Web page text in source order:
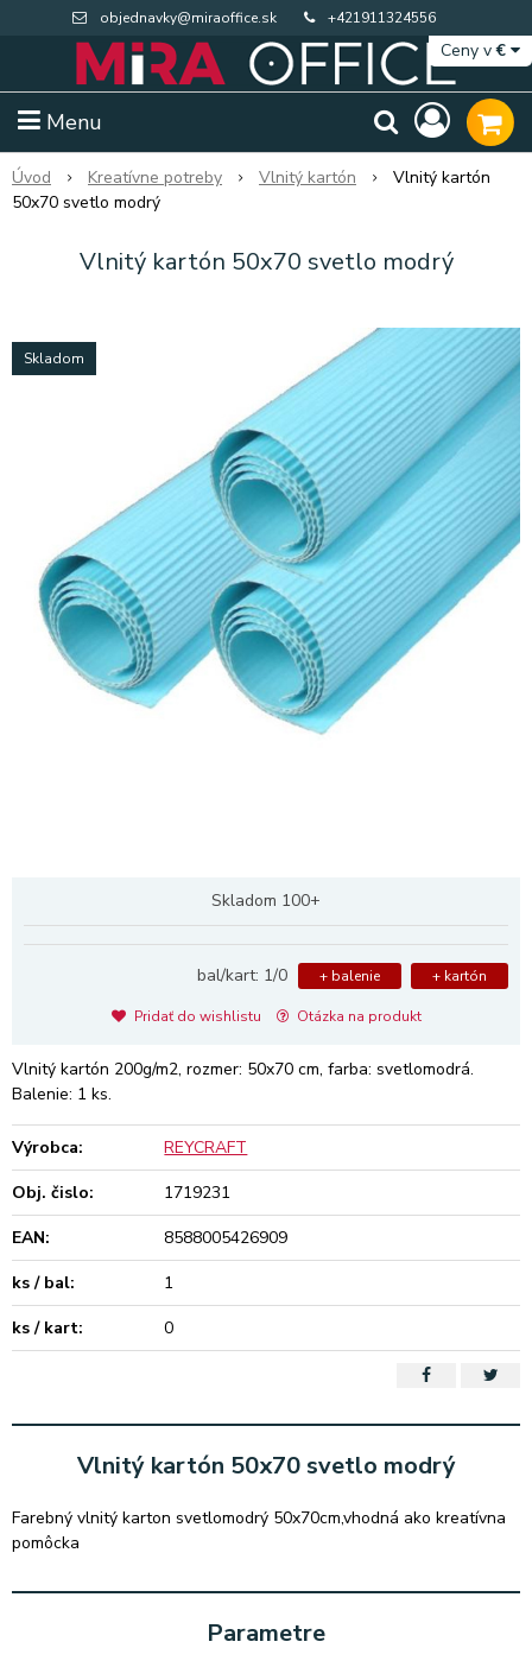
objednavky@miraoffice.sk +421911324556
Menu
Ceny v€
Výpredaj BTS
Úvod Kreatívne potreby Vlnitý kartón
Vlnitý kartón
50x70 svetlo modrý
Vlnitý kartón 50x70 svetlo modrý
Skladom
Skladom 100+
bal/kart: 1/0 + balenie + kartón
Pridať do wishlistu Otázka na produkt
Vlnitý kartón 200g/m2, rozmer: 50x70 cm, farba: svetlomodrá.
Balenie: 1 ks.
Výrobca:
REYCRAFT
Obj. čislo:
1719231
EAN:
8588005426909
ks / bal:
1
ks / kart:
0
Vlnitý kartón 50x70 svetlo modrý
Farebný vlnitý karton svetlomodrý 50x70cm,vhodná ako kreatívna
pomôcka
Parametre